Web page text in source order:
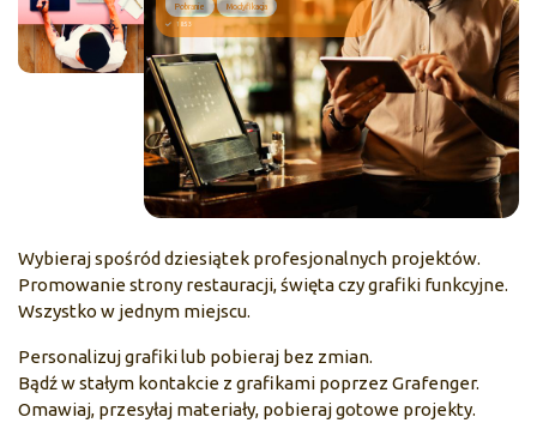
Pobranie Modyfikacja
18:53
Wybieraj spośród dziesiątek profesjonalnych projektów.
Promowanie strony restauracji, święta czy grafiki funkcyjne.
Wszystko w jednym miejscu.
Personalizuj grafiki lub pobieraj bez zmian.
Bądź w stałym kontakcie z grafikami poprzez Grafenger.
Omawiaj, przesyłaj materiały, pobieraj gotowe projekty.